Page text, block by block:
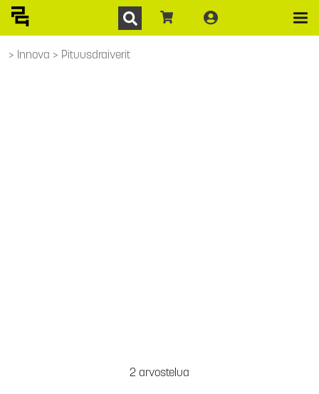
Innova Pituusdraiverit
2 arvostelua